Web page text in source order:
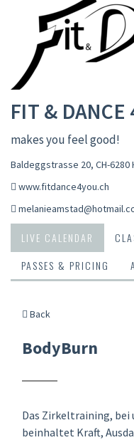
FIT & DANCE
makes you feel good!
Baldeggstrasse 20, CH-6280
www.fitdance4you.ch
LIVE CALENDAR
PASSES & PRICING
Back
BodyBurn
Das Zirkeltraining, bei
beinhaltet Kraft,